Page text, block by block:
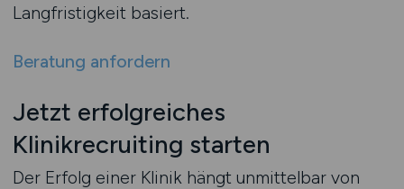
Langfristigkeit basiert.
Beratung anfordern
Jetzt erfolgreiches
Klinikrecruiting starten
Der Erfolg einer Klinik hängt unmittelbar von